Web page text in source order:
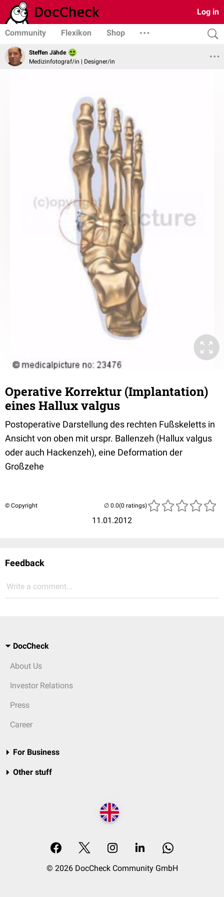
Log in
Community Flexikon Shop
Steffen Jähde
Medizinfotograf/in | Designer/in
Operative Korrektur (Implantation)
eines Hallux valgus
Postoperative Darstellung des rechten Fußskeletts in
Ansicht von oben mit urspr. Ballenzeh (Hallux valgus
oder auch Hackenzeh), eine Deformation der
Großzehe
© Copyright
11.01.2012
(0 ratings)
Feedback
Write a comment...
DocCheck
About Us
Investor Relations
Press
Career
For Business
Other stuff
© 2026 DocCheck Community GmbH